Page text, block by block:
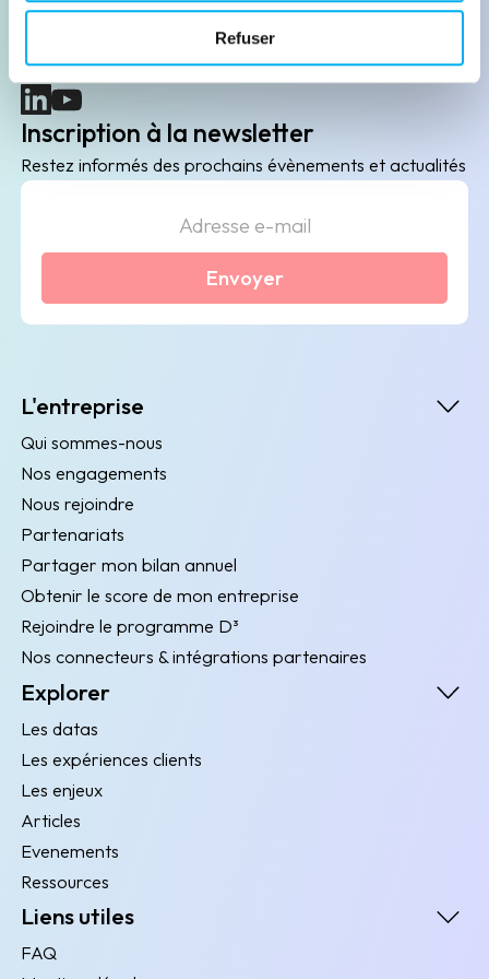
Refuser
B2B de data marketing, gestion des risques
client/fournisseur et conformité.
(nouvelle fenêtre)
(nouvelle fenêtre)
Inscription à la newsletter
Restez informés des prochains évènements et actualités
Envoyer
L'entreprise
Qui sommes-nous
Nos engagements
Nous rejoindre
Partenariats
Partager mon bilan annuel
Obtenir le score de mon entreprise
Rejoindre le programme D³
Nos connecteurs & intégrations partenaires
Explorer
Les datas
Les expériences clients
Les enjeux
Articles
Evenements
Ressources
Liens utiles
FAQ